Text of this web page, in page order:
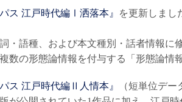
ス 江戸時代編Ⅰ洒落本』
を更新しまし
・語種、および本文種別・話者情報に
数の形態論情報を付与する「形態論情
ス 江戸時代編Ⅱ人情本』
（短単位デ